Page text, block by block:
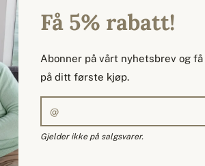
/ 1 SIDERFå 5% rabatt!
Abonner på vårt nyhetsbrev og få
på ditt første kjøp.
Gjelder ikke på salgsvarer.